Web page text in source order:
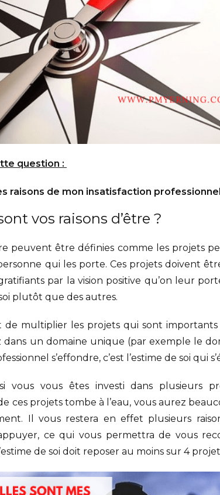
question :
raisons de mon insatisfaction
vos raisons d’être ?
peuvent être définies comme les projets
qui les porte. Ces projets doivent
par la vision positive qu’on leur
plutôt que des autres.
de multiplier les projets qui sont
dans un domaine unique (par exemple le
s’effondre, c’est l’estime de soi qui
vous vous êtes investi dans plusieurs
ces projets tombe à l’eau, vous aurez
Il vous restera en effet plusieurs
ce qui vous permettra de vous
de soi doit reposer au moins sur 4